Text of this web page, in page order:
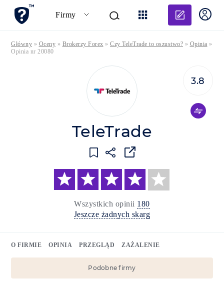
Firmy
Dodaj
Główny » Oceny » Brokerzy Forex » Czy TeleTrade to oszustwo? » Opinia »
Opinia nr 20080
TeleTrade
Wszystkich opinii 180
Jeszcze żadnych skarg
3.8
O FIRMIE OPINIA PRZEGLĄD ZAŻALENIE
Podobne firmy